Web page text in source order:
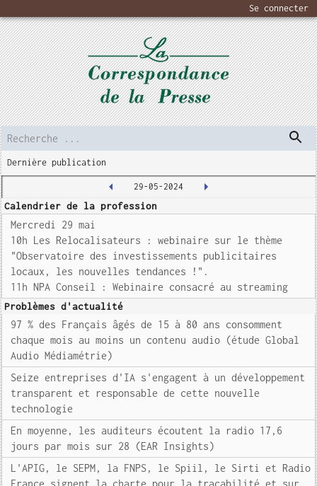
Se connecter
Dernière publication
29-05-2024
Calendrier de la profession
Mercredi 29 mai
10h Les Relocalisateurs : webinaire sur le thème
"Observatoire des investissements publicitaires
locaux, les nouvelles tendances !".
11h NPA Conseil : Webinaire consacré au streaming
Problèmes d'actualité
97 % des Français âgés de 15 à 80 ans consomment
chaque mois au moins un contenu audio (étude Global
Audio Médiamétrie)
Seize entreprises d'IA s'engagent à un développement
transparent et responsable de cette nouvelle
technologie
En moyenne, les auditeurs écoutent la radio 17,6
jours par mois sur 28 (EAR Insights)
L'APIG, le SEPM, la FNPS, le Spiil, le Sirti et Radio
France signent la charte pour la traçabilité et sur